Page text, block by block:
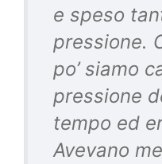
e speso
pressione.
po’ siamo
pressione
tempo ed
Avevano